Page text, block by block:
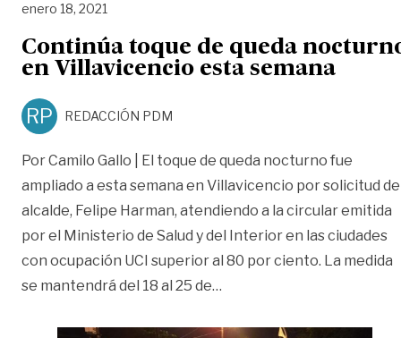
enero 18, 2021
Continúa toque de queda
en Villavicencio esta semana
RP REDACCIÓN PDM
Por Camilo Gallo | El toque de queda nocturno fue
ampliado a esta semana en Villavicencio por solicitud
alcalde, Felipe Harman, atendiendo a la circular emitida
por el Ministerio de Salud y del Interior en las ciudades
con ocupación UCI superior al 80 por ciento. La medida
se mantendrá del 18 al 25 de…